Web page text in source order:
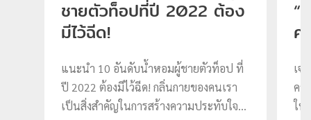
ชายตัวท็อปที่ปี 2022 ต้อง
มีไว้ฉีด!
แนะนำ 10 อันดับน้ำหอมผู้ชายตัวท็อป ที่
ปี 2022 ต้องมีไว้ฉีด! กลิ่นกายของคนเรา
เป็นสิ่งสำคัญในการสร้างความประทับใจได้
“
ศ
เจ
คว
ให้